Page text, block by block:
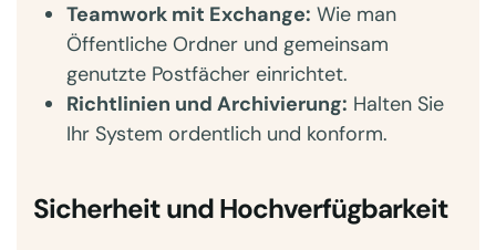
Teamwork mit Exchange: Wie man
Öffentliche Ordner und gemeinsam
genutzte Postfächer einrichtet.
Richtlinien und Archivierung: Halten Sie
Ihr System ordentlich und konform.
Sicherheit und Hochverfügbarkeit